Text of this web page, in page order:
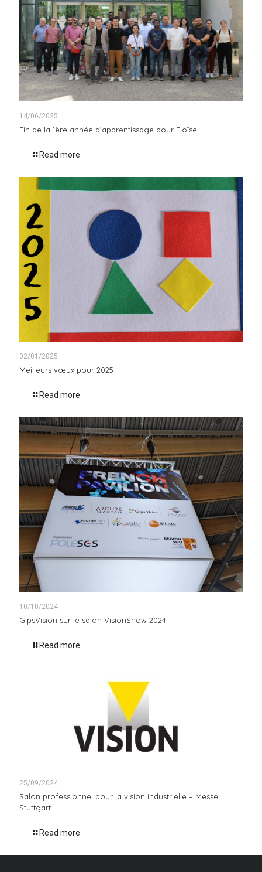
14/06/2025
Fin de la 1ère année d’apprentissage pour Eloïse
Read more
02/01/2025
Meilleurs vœux pour 2025
Read more
10/10/2024
GipsVision sur le salon VisionShow 2024
Read more
25/09/2024
Salon professionnel pour la vision industrielle – Messe
Stuttgart
Read more